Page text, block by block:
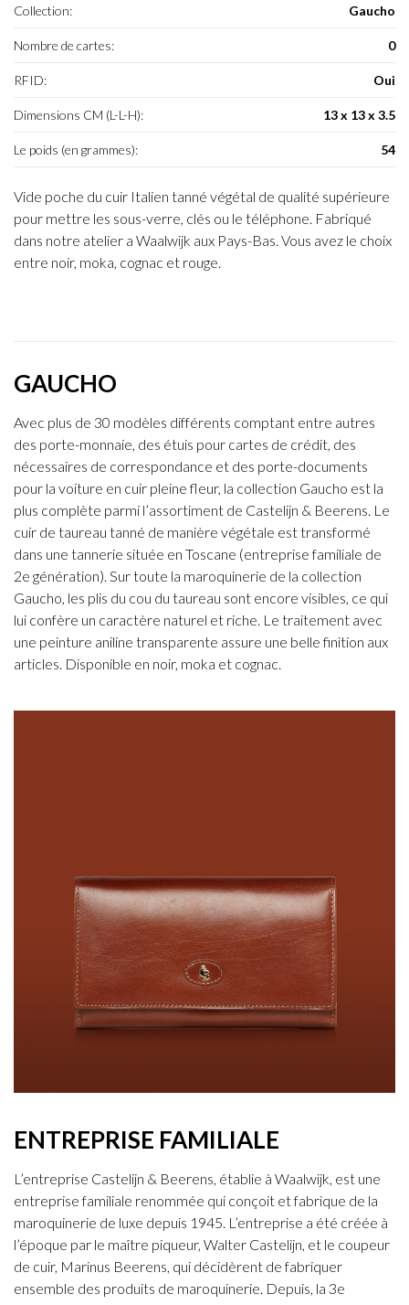
Collection: Gaucho
Nombre de cartes: 0
RFID: Oui
Dimensions CM (L-L-H): 13 x 13 x 3.5
Le poids (en grammes): 54
Vide poche du cuir Italien tanné végétal de qualité supérieure
pour mettre les sous-verre, clés ou le téléphone. Fabriqué
dans notre atelier a Waalwijk aux Pays-Bas. Vous avez le choix
entre noir, moka, cognac et rouge.
GAUCHO
Avec plus de 30 modèles différents comptant entre autres
des porte-monnaie, des étuis pour cartes de crédit, des
nécessaires de correspondance et des porte-documents
pour la voiture en cuir pleine fleur, la collection Gaucho est la
plus complète parmi l’assortiment de Castelijn & Beerens. Le
cuir de taureau tanné de manière végétale est transformé
dans une tannerie située en Toscane (entreprise familiale de
2e génération). Sur toute la maroquinerie de la collection
Gaucho, les plis du cou du taureau sont encore visibles, ce qui
lui confère un caractère naturel et riche. Le traitement avec
une peinture aniline transparente assure une belle finition aux
articles. Disponible en noir, moka et cognac.
ENTREPRISE FAMILIALE
L’entreprise Castelijn & Beerens, établie à Waalwijk, est une
entreprise familiale renommée qui conçoit et fabrique de la
maroquinerie de luxe depuis 1945. L’entreprise a été créée à
l’époque par le maître piqueur, Walter Castelijn, et le coupeur
de cuir, Marinus Beerens, qui décidèrent de fabriquer
ensemble des produits de maroquinerie. Depuis, la 3e